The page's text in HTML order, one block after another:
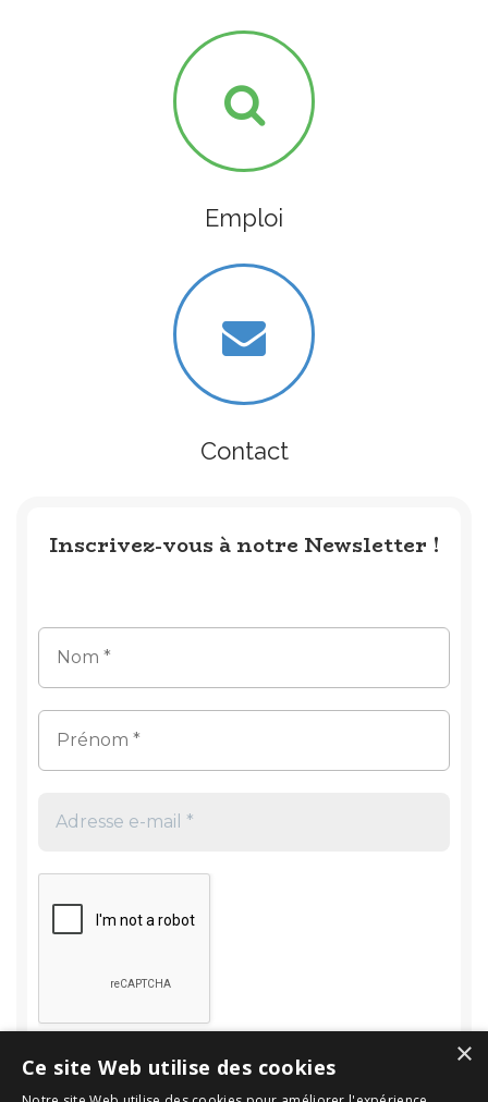
Emploi
Contact
Inscrivez-vous à notre Newsletter !
×
Ce site Web utilise des cookies